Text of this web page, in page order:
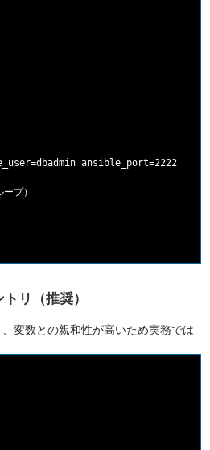
ansible_port=2222
プ）
リ（推奨）
変数との親和性が高いため実務では